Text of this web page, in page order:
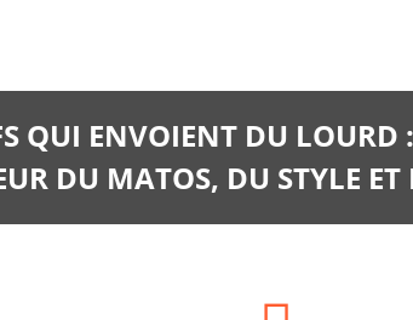
QUI ENVOIENT DU LOURD
DU MATOS, DU STYLE ET